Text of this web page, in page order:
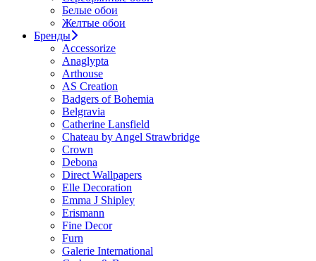
Белые обои
Желтые обои
Бренды
Accessorize
Anaglypta
Arthouse
AS Creation
Badgers of Bohemia
Belgravia
Catherine Lansfield
Chateau by Angel Strawbridge
Crown
Debona
Direct Wallpapers
Elle Decoration
Emma J Shipley
Erismann
Fine Decor
Furn
Galerie International